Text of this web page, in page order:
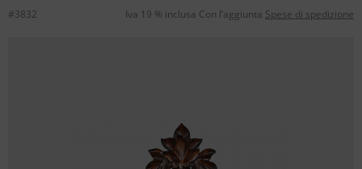
#3832 Iva 19 % inclusa Con l’aggiunta Spese di spedizione